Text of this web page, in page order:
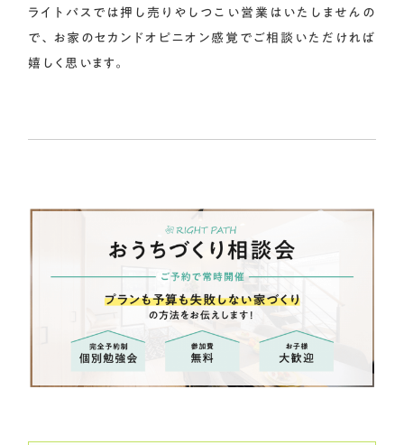
ライトパスでは押し売りやしつこい営業はいたしませんの
で、お家のセカンドオピニオン感覚でご相談いただければ
嬉しく思います。